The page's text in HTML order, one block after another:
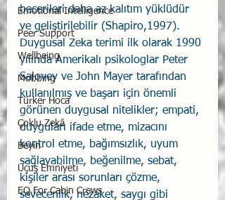
Emotional Intelligence
Peer Support
Wellbeing
Mobbing
Türker Hoca
Çoklu Zekâ
Beyin
Uçuş Emniyeti
EQ For Cabin Crews
becerileri daha az kalıtım yüklüdür
ve geliştirilebilir (Shapiro,1997).
Duygusal Zeka terimi ilk olarak 1990
yılında Amerikalı psikologlar Peter
Salovey ve John Mayer tarafından
kullanılmış ve başarı için önemli
görünen duygusal nitelikler; empati,
duyguları ifade etme, mizacını
kontrol etme, bağımsızlık, uyum
sağlayabilme, beğenilme, sebat,
kişiler arası sorunları çözme,
sevecenlik, nezaket, saygı gibi